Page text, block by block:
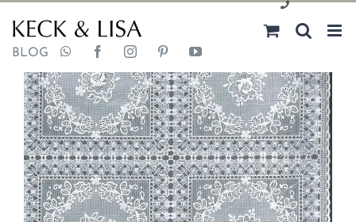
030 2400000
BLOG